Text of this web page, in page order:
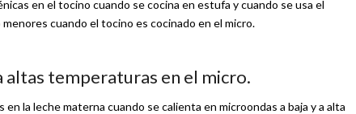
en el tocino cuando se cocina en estufa y cuando se usa el
cuando el tocino es cocinado en el micro.
altas temperaturas en el micro.
la leche materna cuando se calienta en microondas a baja y a alta